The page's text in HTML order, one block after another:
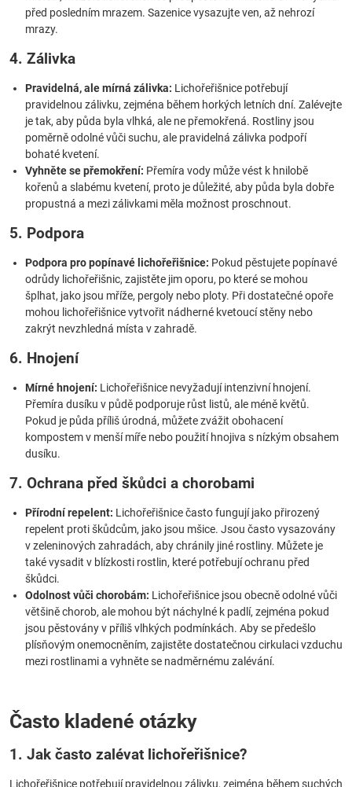
před posledním mrazem. Sazenice vysazujte ven, až nehrozí
mrazy.
4. Zálivka
Pravidelná, ale mírná zálivka: Lichořeřišnice potřebují
pravidelnou zálivku, zejména během horkých letních dní. Zalévejte
je tak, aby půda byla vlhká, ale ne přemokřená. Rostliny jsou
poměrně odolné vůči suchu, ale pravidelná zálivka podpoří
bohaté kvetení.
Vyhněte se přemokření: Přemíra vody může vést k hnilobě
kořenů a slabému kvetení, proto je důležité, aby půda byla dobře
propustná a mezi zálivkami měla možnost proschnout.
5. Podpora
Podpora pro popínavé lichořeřišnice: Pokud pěstujete popínavé
odrůdy lichořeřišnic, zajistěte jim oporu, po které se mohou
šplhat, jako jsou mříže, pergoly nebo ploty. Při dostatečné opoře
mohou lichořeřišnice vytvořit nádherné kvetoucí stěny nebo
zakrýt nevzhledná místa v zahradě.
6. Hnojení
Mírné hnojení: Lichořeřišnice nevyžadují intenzivní hnojení.
Přemíra dusíku v půdě podporuje růst listů, ale méně květů.
Pokud je půda příliš úrodná, můžete zvážit obohacení
kompostem v menší míře nebo použití hnojiva s nízkým obsahem
dusíku.
7. Ochrana před škůdci a chorobami
Přírodní repelent: Lichořeřišnice často fungují jako přirozený
repelent proti škůdcům, jako jsou mšice. Jsou často vysazovány
v zeleninových zahradách, aby chránily jiné rostliny. Můžete je
také vysadit v blízkosti rostlin, které potřebují ochranu před
škůdci.
Odolnost vůči chorobám: Lichořeřišnice jsou obecně odolné vůči
většině chorob, ale mohou být náchylné k padlí, zejména pokud
jsou pěstovány v příliš vlhkých podmínkách. Aby se předešlo
plísňovým onemocněním, zajistěte dostatečnou cirkulaci vzduchu
mezi rostlinami a vyhněte se nadměrnému zalévání.
Často kladené otázky
1. Jak často zalévat lichořeřišnice?
Lichořeřišnice potřebují pravidelnou zálivku, zejména během suchých